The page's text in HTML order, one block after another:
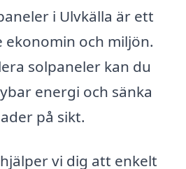
i Ulvkälla är ett
ekonomin och miljön.
solpaneler kan du
energi och sänka
på sikt.
vi dig att enkelt